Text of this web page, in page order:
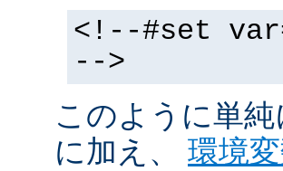
<!--#set
-->
このように単
に加え、 環境